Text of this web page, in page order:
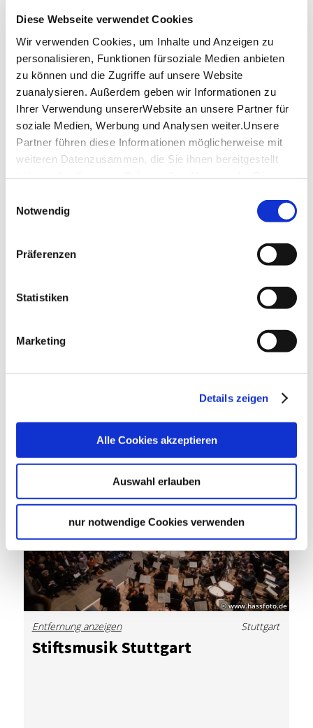
Diese Webseite verwendet Cookies
Wir verwenden Cookies, um Inhalte und Anzeigen zu
personalisieren, Funktionen fürsoziale Medien anbieten
zu können und die Zugriffe auf unsere Website
zuanalysieren. Außerdem geben wir Informationen zu
Ihrer Verwendung unsererWebsite an unsere Partner für
soziale Medien, Werbung und Analysen weiter.Unsere
Partner führen diese Informationen möglicherweise mit
weiteren Datenzusammen, die Sie ihnen bereitgestellt
Impressum
Notwendig
Präferenzen
Statistiken
Marketing
Details zeigen
Alle Cookies akzeptieren
Auswahl erlauben
nur notwendige Cookies verwenden
Details
© Jens Meisert
Geöffnet von 10:00 bis 14:00 Uhr
© www.hassfoto.de
Entfernung anzeigen Stuttgart
Stifts­mu­sik Stutt­gart